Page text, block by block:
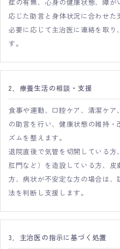
症の有無、心身の健康状態、障
応じた助言と身体状況に合わせた
必要に応じて主治医に連絡を取り
す。
2．療養生活の相談・支援
食事や運動、口腔ケア、清潔ケ
の助言を行い、健康状態の維持・
ズムを整えます。
退院直後で気管を切開している
肛門など）を造設している方、
方、病状が不安定な方の場合は
法を判断し支援します。
3．主治医の指示に基づく処置